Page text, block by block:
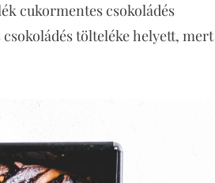
cukormentes csokoládés
tölteléke helyett, mert